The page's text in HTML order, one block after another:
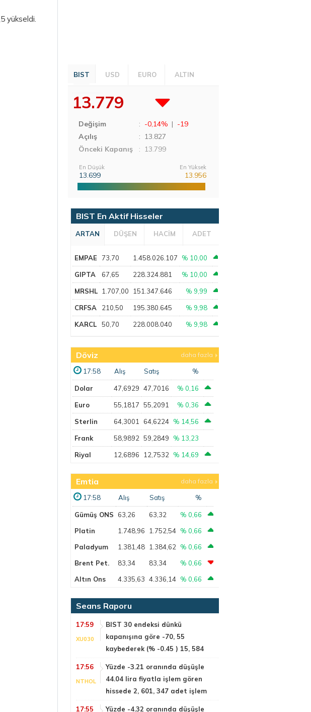
yükseldi.
BIST USD EURO ALTIN
13.779
Değişim : -0,14% | -19
Açılış
: 13.827
Önceki Kapanış
: 13.799
En Düşük
13.699
En Yüksek
13.956
BIST En Aktif Hisseler
ARTAN DÜŞEN HACİM ADET
EMPAE 73,70 1.458.026.107 % 10,00
GIPTA 67,65 228.324.881 % 10,00
MRSHL 1.707,00 151.347.646 % 9,99
CRFSA 210,50 195.380.645 % 9,98
KARCL 50,70 228.008.040 % 9,98
Döviz daha fazla
17:58 Alış Satış %
Dolar 47,6929 47,7016 % 0,16
Euro 55,1817 55,2091 % 0,36
Sterlin 64,3001 64,6224 % 14,56
Frank 58,9892 59,2849 % 13,23
Riyal 12,6896 12,7532 % 14,69
Emtia daha fazla
17:58 Alış Satış %
Gümüş ONS 63,26 63,32
% 0,66
Platin
1.748,96 1.752,54 % 0,66
Paladyum
1.381,48 1.384,62
% 0,66
Brent Pet.
83,34 83,34
% 0,66
Altın Ons
4.335,63 4.336,14 % 0,66
Seans Raporu
17:59
XU030
BIST 30 endeksi dünkü
kapanışına göre -70, 55
kaybederek (% -0.45 ) 15, 584
17:56
NTHOL
Yüzde -3.21 oranında düşüşle
44.04 lira fiyatla işlem gören
hissede 2, 601, 347 adet işlem
17:55
Yüzde -4.32 oranında düşüşle